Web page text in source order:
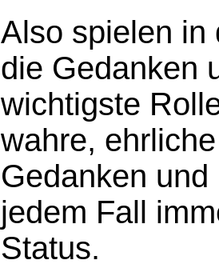
Also spielen in
die Gedanken
wichtigste
wahre,
Gedanken
jedem Fall
Status.